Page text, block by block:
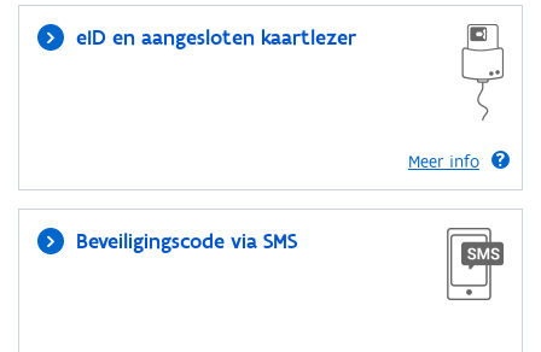
eID en aangesloten kaartlezer
Meer info
Beveiligingscode via SMS